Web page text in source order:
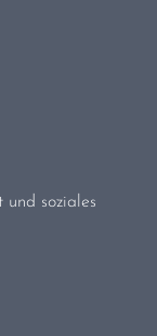
und soziales